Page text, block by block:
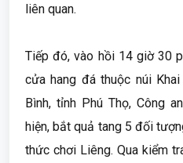
liên quan.
Tiếp đó, vào hồi 14 giờ 30
cửa hang đá thuộc núi
Bình, tỉnh Phú Thọ, Công
hiện, bắt quả tang 5 đối
thức chơi Liêng. Qua kiểm